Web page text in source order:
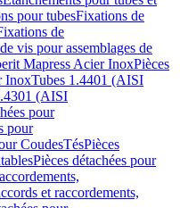
pour tubesFixations de
de
vis pour assemblages de
Mapress Acier InoxPièces
InoxTubes 1.4401 (AISI
(AISI
pour
pour
CoudesTésPièces
Pièces détachées pour
et raccordements,